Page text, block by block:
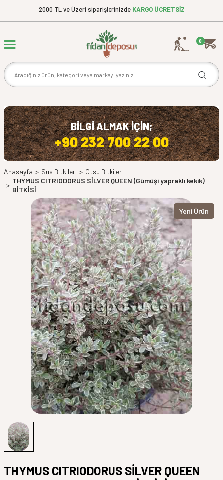
2000 TL ve Üzeri siparişlerinizde KARGO ÜCRETSİZ
0
BİLGİ ALMAK İÇİN;
+90 232 700 22 00
Anasayfa > Süs Bitkileri > Otsu Bitkiler
>
THYMUS CITRIODORUS SİLVER QUEEN (Gümüşi yapraklı kekik)
BİTKİSİ
Yeni Ürün
THYMUS CITRIODORUS SİLVER QUEEN